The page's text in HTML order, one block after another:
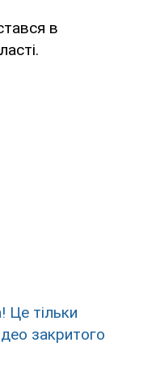
в
Це тільки
закритого